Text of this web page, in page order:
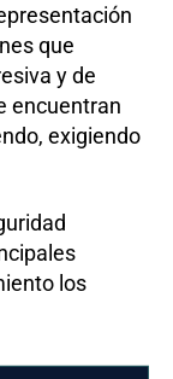
que
y de
encuentran
exigiendo
los